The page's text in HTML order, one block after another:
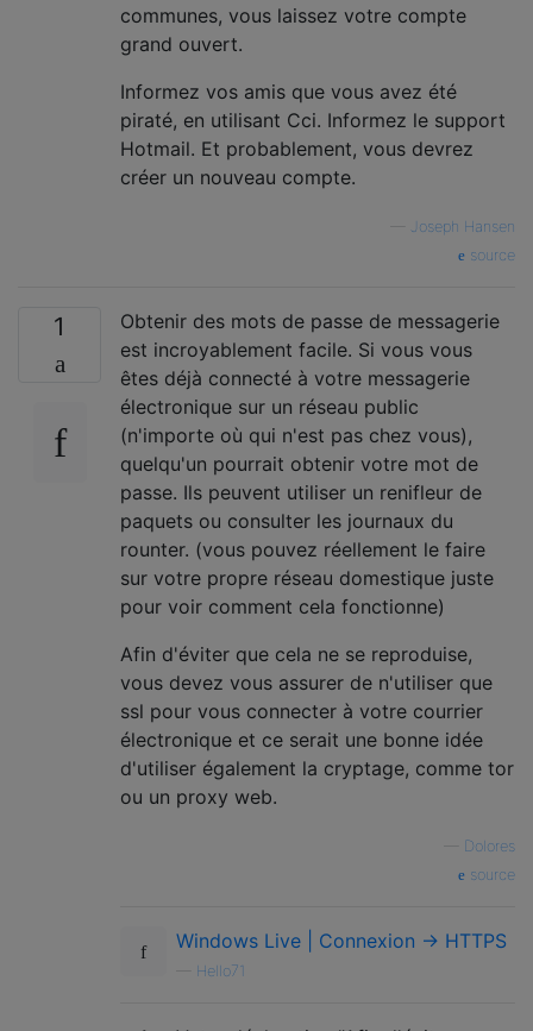
communes, vous laissez votre compte
grand ouvert.
Informez vos amis que vous avez été
piraté, en utilisant Cci. Informez le support
Hotmail. Et probablement, vous devrez
créer un nouveau compte.
Joseph Hansen
source
1
Obtenir des mots de passe de messagerie
est incroyablement facile. Si vous vous
êtes déjà connecté à votre messagerie
électronique sur un réseau public
(n'importe où qui n'est pas chez vous),
quelqu'un pourrait obtenir votre mot de
passe. Ils peuvent utiliser un renifleur de
paquets ou consulter les journaux du
rounter. (vous pouvez réellement le faire
sur votre propre réseau domestique juste
pour voir comment cela fonctionne)
Afin d'éviter que cela ne se reproduise,
vous devez vous assurer de n'utiliser que
ssl pour vous connecter à votre courrier
électronique et ce serait une bonne idée
d'utiliser également la cryptage, comme tor
ou un proxy web.
Dolores
source
Windows Live | Connexion -> HTTPS
Hello71